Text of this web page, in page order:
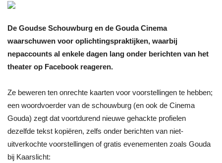
De Goudse Schouwburg en de Gouda Cinema
waarschuwen voor oplichtingspraktijken, waarbij
nepaccounts al enkele dagen lang onder berichten van het
theater op Facebook reageren.
Ze beweren ten onrechte kaarten voor voorstellingen te hebben;
een woordvoerder van de schouwburg (en ook de Cinema
Gouda) zegt dat voortdurend nieuwe gehackte profielen
dezelfde tekst kopiëren, zelfs onder berichten van niet-
uitverkochte voorstellingen of gratis evenementen zoals Gouda
bij Kaarslicht: